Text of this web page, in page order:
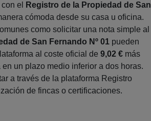
el
Registro de la Propiedad de San
cómoda desde su casa u oficina.
como solicitar una nota simple al
de San Fernando Nº 01 pueden
al coste oficial de 9,02 € más
en un plazo medio inferior a dos horas.
a través de la plataforma Registro
de fincas o certificaciones.